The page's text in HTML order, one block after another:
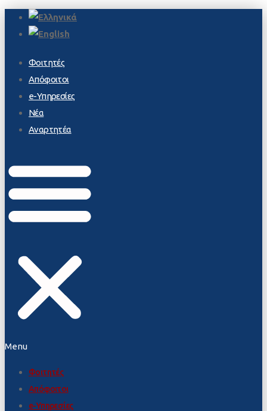
Φοιτητές
Απόφοιτοι
e-Υπηρεσίες
Νέα
Αναρτητέα
Menu
Φοιτητές
Απόφοιτοι
e-Υπηρεσίες